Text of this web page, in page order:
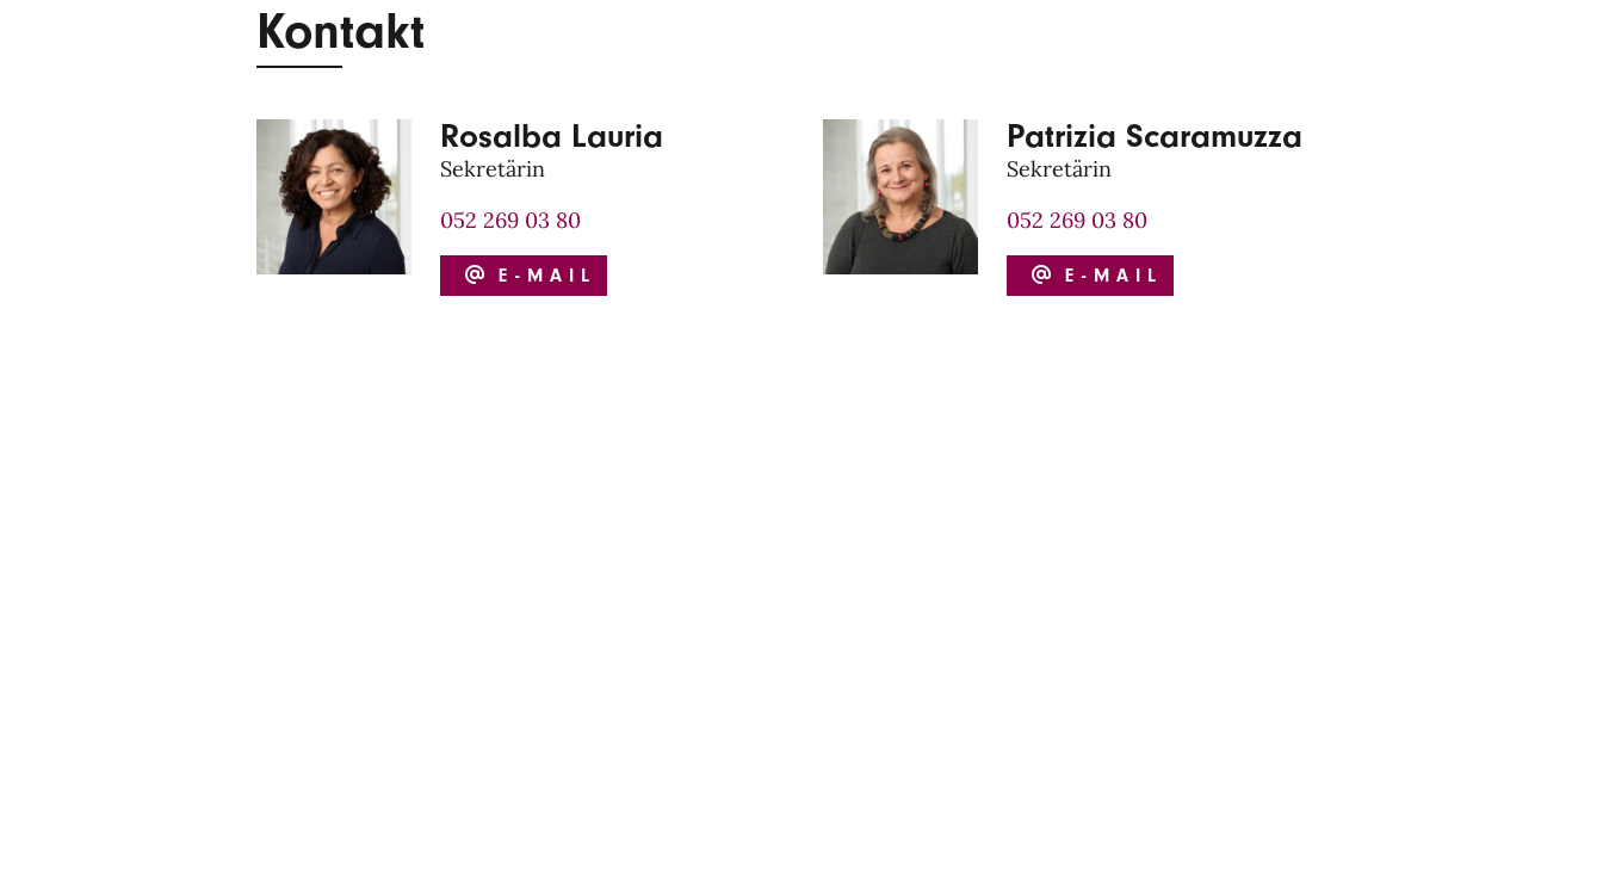
Kontakt
Rosalba Lauria
Sekretärin
052 269 03 80
E-MAIL
Patrizia Scaramuzza
Sekretärin
052 269 03 80
E-MAIL